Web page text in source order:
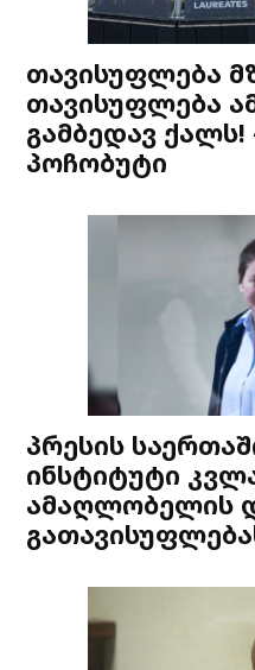
თავისუფლება
თავისუფლება
გამბედავ ქალს!
პოჩობუტი
პრესის
ინსტიტუტი
ამაღლობელის